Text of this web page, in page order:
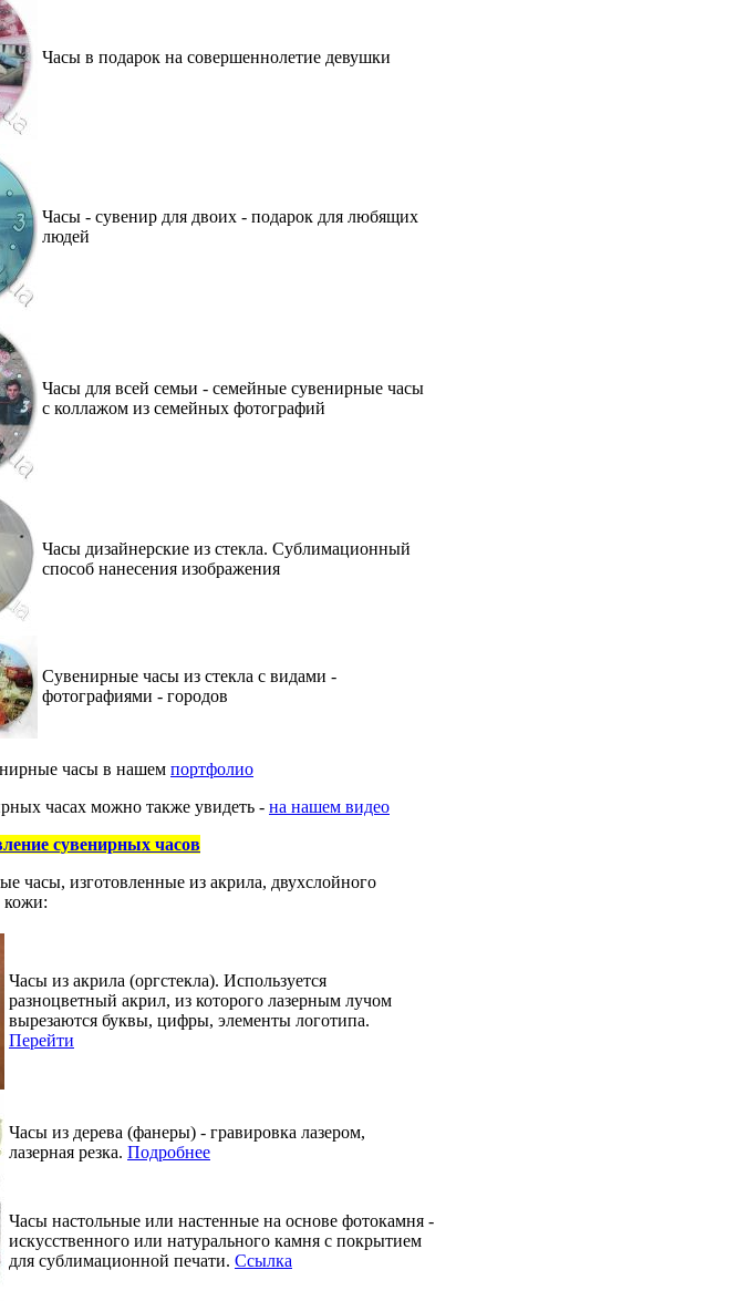
Часы в подарок на совершеннолетие девушки
Часы - сувенир для двоих - подарок для любящих
людей
Часы для всей семьи - семейные сувенирные часы
с коллажом из семейных фотографий
Часы дизайнерские из стекла. Сублимационный
способ нанесения изображения
Сувенирные часы из стекла с видами -
фотографиями - городов
часы в нашем портфолио
часах можно также увидеть - на нашем видео
сувенирных часов
часы, изготовленные из акрила, двухслойного
кожи:
Часы из акрила (оргстекла). Используется
разноцветный акрил, из которого лазерным лучом
вырезаются буквы, цифры, элементы логотипа.
Перейти
Часы из дерева (фанеры) - гравировка лазером,
лазерная резка. Подробнее
Часы настольные или настенные на основе фотокамня -
искусственного или натурального камня с покрытием
для сублимационной печати. Ссылка